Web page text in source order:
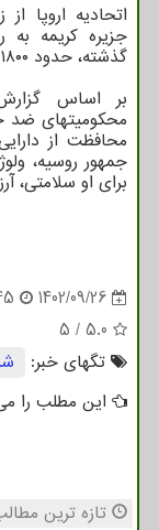
اتحادیه اروپا
گذشته، حدود ۱۸۰۰ فرد و نهاد را تحریم کرده است.
بر اساس گزارش
محکومیتهای ضد
محافظت از
جمهور روسیه،
برای او سلامتی،
1402/09/26
5.0
/
5
تگهای خبر:
این مطلب را
تازه ترین